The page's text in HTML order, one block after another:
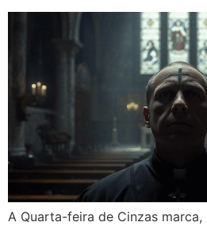
A Quarta-feira de Cinzas